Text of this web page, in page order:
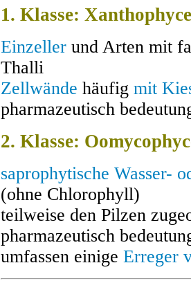
1. Klasse:
Einzeller und Arten mit
Thalli
Zellwände häufig mit
pharmazeutisch
2. Klasse:
saprophytische Wasser-
(ohne Chlorophyll)
teilweise den Pilzen
pharmazeutisch
umfassen einige Erreger